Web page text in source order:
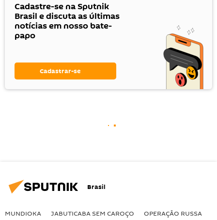
Cadastre-se na Sputnik
Brasil e discuta as últimas
notícias em nosso bate-
papo
Cadastrar-se
Brasil
MUNDIOKA JABUTICABA SEM CAROÇO OPERAÇÃO RUSSA